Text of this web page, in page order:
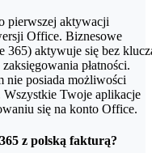
aplikacje.
nie zawiera żadnej
(dysku OneDrive,
pierwszej aktywacji
Office. Biznesowe
aktywuje się bez
płatności.
nie posiada możliwości
Twoje aplikacje
się na konto Office.
z polską fakturą?